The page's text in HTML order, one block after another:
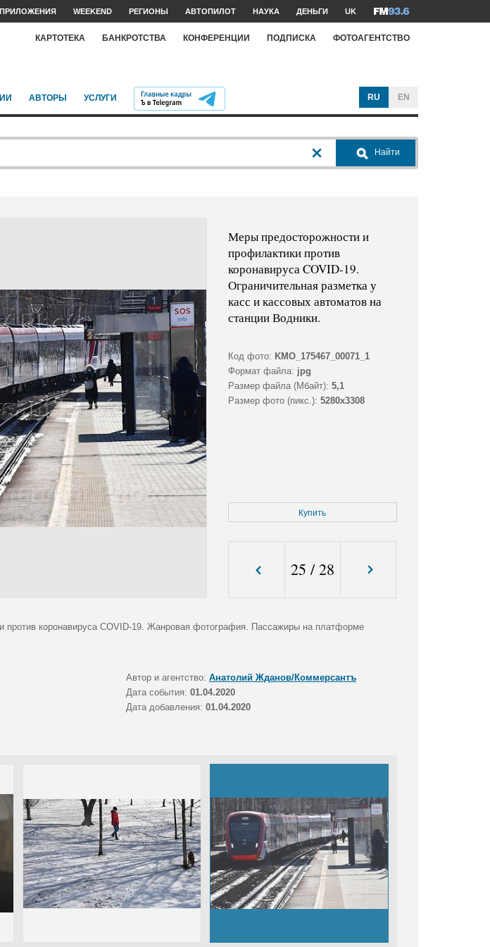
ПРИЛОЖЕНИЯ WEEKEND РЕГИОНЫ АВТОПИЛОТ НАУКА ДЕНЬГИ UK
КАРТОТЕКА БАНКРОТСТВА КОНФЕРЕНЦИИ ПОДПИСКА ФОТОАГЕНТСТВО
АВТОРЫ УСЛУГИ RU EN
Найти
Меры предосторожности и
профилактики против
коронавируса COVID-19.
Ограничительная разметка у
касс и кассовых автоматов на
станции Водники.
Код фото: KMO_175467_00071_1
Формат файла: jpg
Размер файла (Мбайт): 5,1
Размер фото (пикс.): 5280x3308
Купить
25 /28
против коронавируса COVID-19. Жанровая фотография. Пассажиры на платформе
Автор и агентство: Анатолий Жданов/Коммерсантъ
Дата события: 01.04.2020
Дата добавления: 01.04.2020